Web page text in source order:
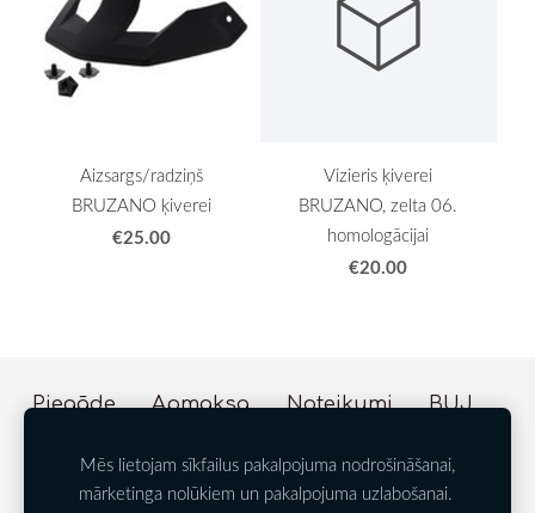
Aizsargs/radziņš
BRUZANO ķiverei
€25.00
Vizieris ķiverei
BRUZANO, zelta 06.
homologācijai
€20.00
Piegāde Apmaksa Noteikumi
BUJ
Mēs lietojam sīkfailus pakalpojuma nodrošināšanai,
mārketinga nolūkiem un pakalpojuma uzlabošanai.